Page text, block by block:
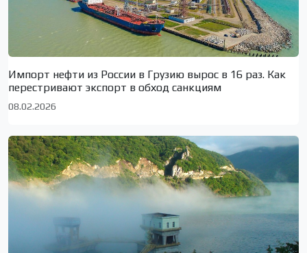
Импорт нефти из России в Грузию вырос в 16 раз. Как
перестривают экспорт в обход санкциям
08.02.2026